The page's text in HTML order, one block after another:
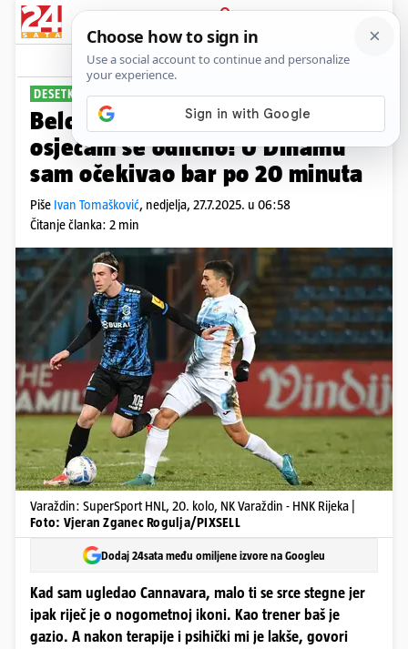
PRIJAVA
Sport Komentari
DESETKA VARAŽDINA ZA 24SATA PLUS+
Belcar: Otkad pijem novi lijek,
osjećam se odlično! U Dinamu
sam očekivao bar po 20 minuta
Piše Ivan Tomašković, nedjelja, 27.7.2025. u 06:58
Čitanje članka: 2 min
Varaždin: SuperSport HNL, 20. kolo, NK Varaždin - HNK Rijeka |
Foto: Vjeran Zganec Rogulja/PIXSELL
Dodaj 24sata među omiljene izvore na Googleu
Kad sam ugledao Cannavara, malo ti se srce stegne jer
ipak riječ je o nogometnoj ikoni. Kao trener baš je
gazio. A nakon terapije i psihički mi je lakše, govori